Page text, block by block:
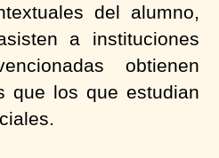
del alumno,
a instituciones
obtienen
que los que estudian